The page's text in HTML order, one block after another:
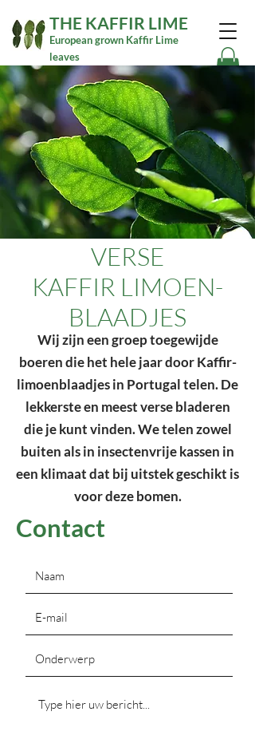
THE KAFFIR LIME
European grown Kaffir Lime
leaves
VERSE
KAFFIR LIMOEN-
BLAADJES
Wij zijn een groep toegewijde
boeren die het hele jaar door Kaffir-
limoenblaadjes in Portugal telen. De
lekkerste en meest verse bladeren
die je kunt vinden. We telen zowel
buiten als in insectenvrije kassen in
een klimaat dat bij uitstek geschikt is
voor deze bomen.
Contact